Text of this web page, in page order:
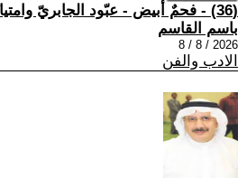
(36) - فحمٌ أبيض - عبّود الجابريّ وامتيازُ المُفارقَة
باسم القاسم
2026 / 8 / 8
الادب والفن